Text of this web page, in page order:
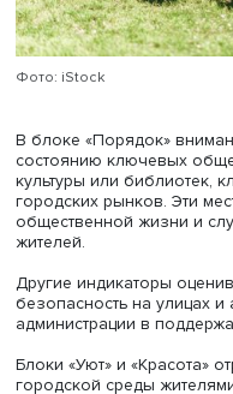
Метод оценки уровня
этих четырех
через конкретные
Индекс включает
двадцати
показателями, а
жителей.
индикаторами,
местности. Оценку
местные жители или
администрации.